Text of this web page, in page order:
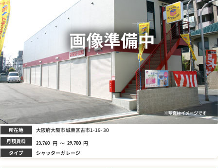
所在地 大阪府大阪市城東区古市1-19-30
月額賃料 23,760 円 ～ 29,700 円
タイプ シャッターガレージ